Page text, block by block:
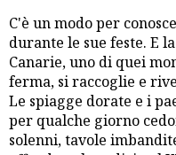
C'è un modo per
durante le sue feste. E
Canarie, uno di quei
ferma, si raccoglie e
Le spiagge dorate e i
per qualche giorno
solenni, tavole